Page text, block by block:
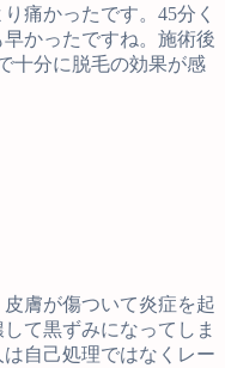
痛かったです。45分く
かったですね。施術後
十分に脱毛の効果が感
膚が傷ついて炎症を起
て黒ずみになってしま
自己処理ではなくレー